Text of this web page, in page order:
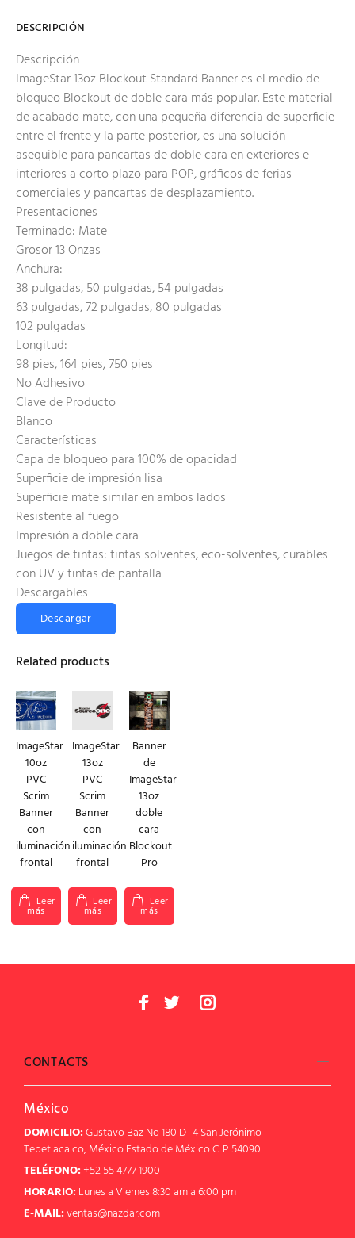
DESCRIPCIÓN
Descripción
ImageStar 13oz Blockout Standard Banner es el medio de
bloqueo Blockout de doble cara más popular. Este material
de acabado mate, con una pequeña diferencia de superficie
entre el frente y la parte posterior, es una solución
asequible para pancartas de doble cara en exteriores e
interiores a corto plazo para POP, gráficos de ferias
comerciales y pancartas de desplazamiento.
Presentaciones
Terminado: Mate
Grosor 13 Onzas
Anchura:
38 pulgadas, 50 pulgadas, 54 pulgadas
63 pulgadas, 72 pulgadas, 80 pulgadas
102 pulgadas
Longitud:
98 pies, 164 pies, 750 pies
No Adhesivo
Clave de Producto
Blanco
Características
Capa de bloqueo para 100% de opacidad
Superficie de impresión lisa
Superficie mate similar en ambos lados
Resistente al fuego
Impresión a doble cara
Juegos de tintas: tintas solventes, eco-solventes, curables
con UV y tintas de pantalla
Descargables
Descargar
Related products
ImageStar
10oz
PVC
Scrim
Banner
con
iluminación
frontal
Leer
más
ImageStar
13oz
PVC
Scrim
Banner
con
iluminación
frontal
Leer
más
Banner
de
ImageStar
13oz
doble
cara
Blockout
Pro
Leer
más
CONTACTS
México
DOMICILIO:Gustavo Baz No 180 D_4 San Jerónimo
Tepetlacalco, México Estado de México C. P 54090
TELÉFONO:+52 55 4777 1900
HORARIO: Lunes a Viernes 8:30 am a 6:00 pm
E-MAIL:ventas@nazdar.com